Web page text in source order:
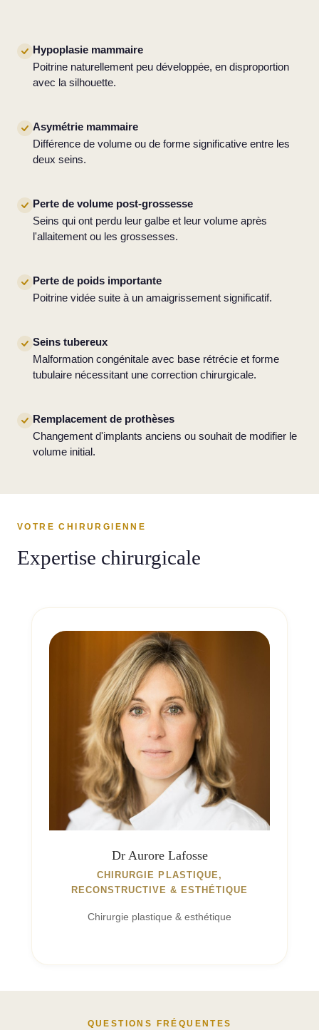
Hypoplasie mammaire
Poitrine naturellement peu développée, en disproportion
avec la silhouette.
Asymétrie mammaire
Différence de volume ou de forme significative entre les
deux seins.
Perte de volume post-grossesse
Seins qui ont perdu leur galbe et leur volume après
l'allaitement ou les grossesses.
Perte de poids importante
Poitrine vidée suite à un amaigrissement significatif.
Seins tubereux
Malformation congénitale avec base rétrécie et forme
tubulaire nécessitant une correction chirurgicale.
Remplacement de prothèses
Changement d'implants anciens ou souhait de modifier le
volume initial.
VOTRE CHIRURGIENNE
Expertise chirurgicale
Dr Aurore Lafosse
CHIRURGIE PLASTIQUE,
RECONSTRUCTIVE & ESTHÉTIQUE
Chirurgie plastique & esthétique
QUESTIONS FRÉQUENTES